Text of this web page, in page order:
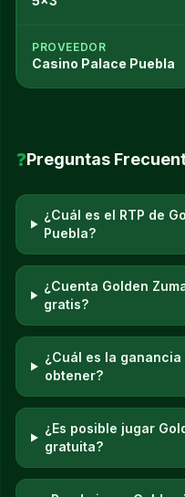
PROVEEDOR
Casino Palace Puebla
❓Preguntas
¿Cuál es el RTP de
Puebla?
¿Cuenta Golden
gratis?
¿Cuál es la
obtener?
¿Es posible jugar
gratuita?